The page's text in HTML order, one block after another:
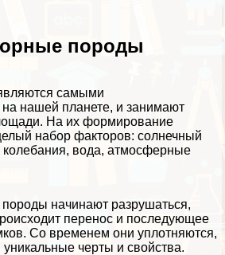
породы
самыми
нашей планете, и занимают
На их формирование
набор факторов: солнечный
колебания, вода, атмосферные
породы начинают разрушаться,
перенос и последующее
Со временем они уплотняются,
черты и свойства.